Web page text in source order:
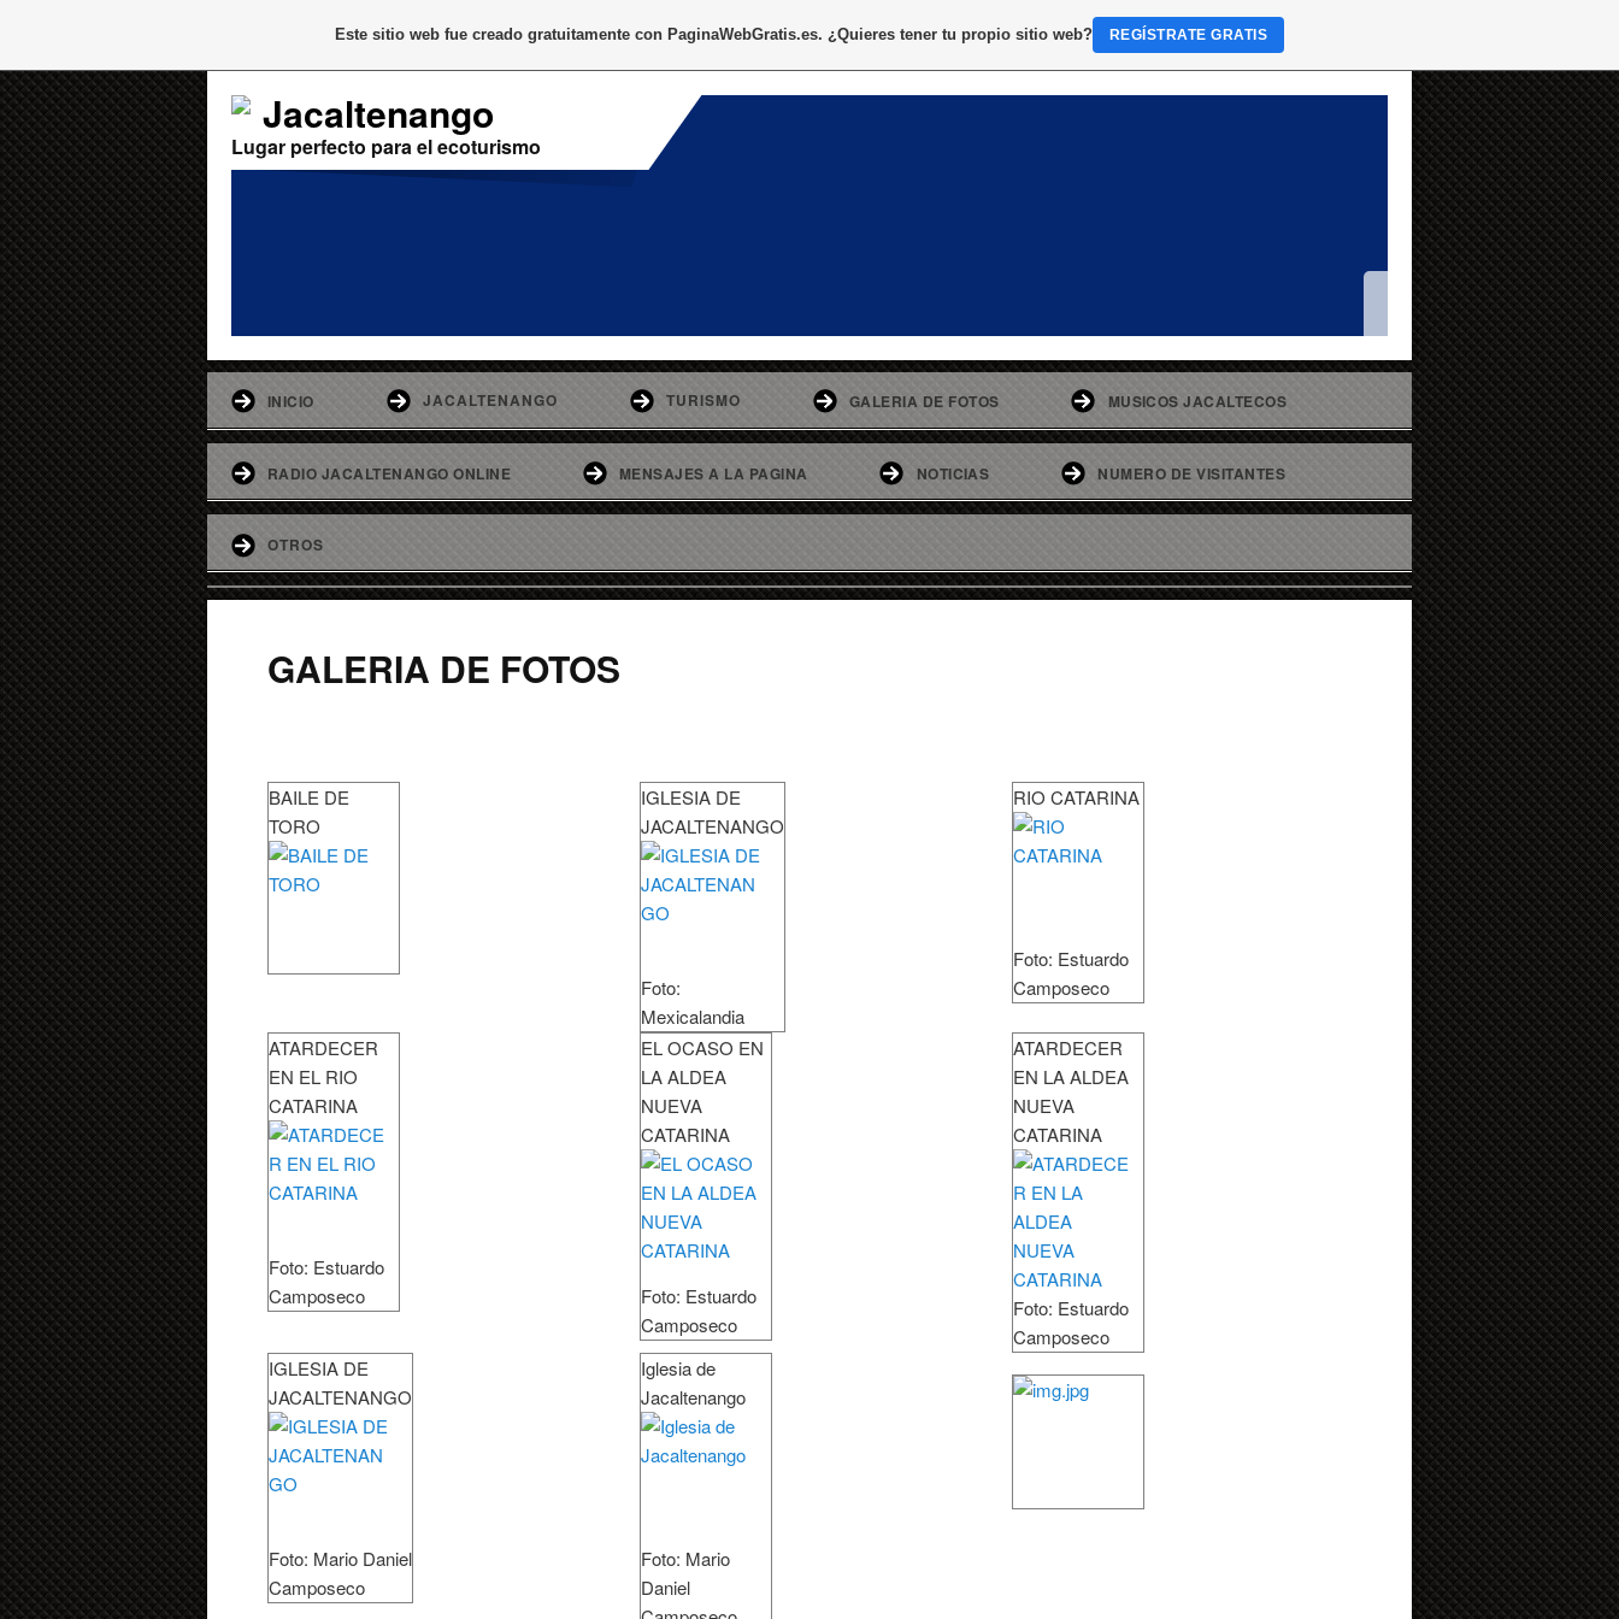
Jacaltenango
Lugar perfecto para el ecoturismo
INICIO JACALTENANGO TURISMO GALERIA DE FOTOS MUSICOS JACALTECOS
RADIO JACALTENANGO ONLINE MENSAJES A LA PAGINA NOTICIAS NUMERO DE VISITANTES
OTROS
GALERIA DE FOTOS
BAILE DE
TORO
IGLESIA DE
JACALTENANGO
Foto:
Mexicalandia
RIO CATARINA
Foto: Estuardo
Camposeco
ATARDECER
EN EL RIO
CATARINA
Foto: Estuardo
Camposeco
EL OCASO EN
LA ALDEA
NUEVA
CATARINA
Foto: Estuardo
Camposeco
ATARDECER
EN LA ALDEA
NUEVA
CATARINA
Foto: Estuardo
Camposeco
IGLESIA DE
JACALTENANGO
Foto: Mario Daniel
Camposeco
Iglesia de
Jacaltenango
Foto: Mario
Daniel
Este sitio web fue creado gratuitamente con PaginaWebGratis.es. ¿Quieres tener tu propio sitio web? REGÍSTRATE GRATIS